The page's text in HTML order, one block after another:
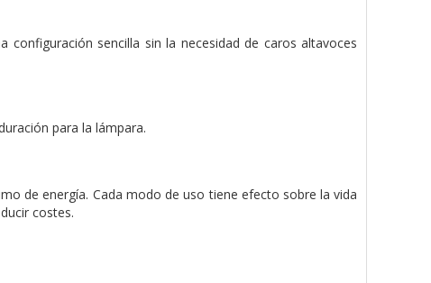
sencilla sin la necesidad de caros altavoces
para la lámpara.
de energía. Cada modo de uso tiene efecto sobre la vida
costes.